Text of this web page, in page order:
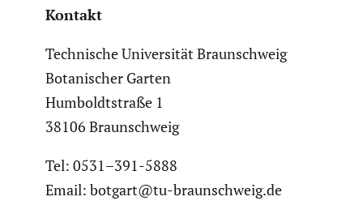
Kontakt
Techni­sche Univer­sität Braun­schweig
Botani­scher Garten
Humboldt­straße 1
38106 Braun­schweig
Tel: 0531–391-5888
Email: botgart@tu-braunschweig.de